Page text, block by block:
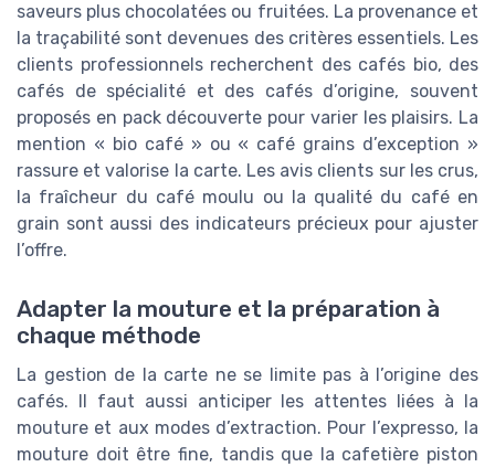
saveurs plus chocolatées ou fruitées. La provenance et
la traçabilité sont devenues des critères essentiels. Les
clients professionnels recherchent des cafés bio, des
cafés de spécialité et des cafés d’origine, souvent
proposés en pack découverte pour varier les plaisirs. La
mention « bio café » ou « café grains d’exception »
rassure et valorise la carte. Les avis clients sur les crus,
la fraîcheur du café moulu ou la qualité du café en
grain sont aussi des indicateurs précieux pour ajuster
l’offre.
Adapter la mouture et la préparation à
chaque méthode
La gestion de la carte ne se limite pas à l’origine des
cafés. Il faut aussi anticiper les attentes liées à la
mouture et aux modes d’extraction. Pour l’expresso, la
mouture doit être fine, tandis que la cafetière piston